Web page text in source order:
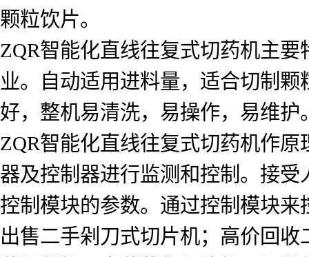
颗粒饮片。
ZQR智能化直线往复式切药机主
业。自动适用进料量，适合切制
好，整机易清洗，易操作，易维
ZQR智能化直线往复式切药机作
器及控制器进行监测和控制。接
控制模块的参数。通过控制模块
出售二手剁刀式切片机；高价回